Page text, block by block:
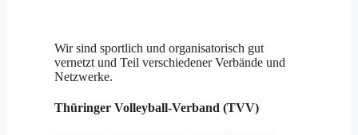
Wir sind sportlich und organisatorisch gut
vernetzt und Teil verschiedener Verbände und
Netzwerke.
Thüringer Volleyball-Verband (TVV)